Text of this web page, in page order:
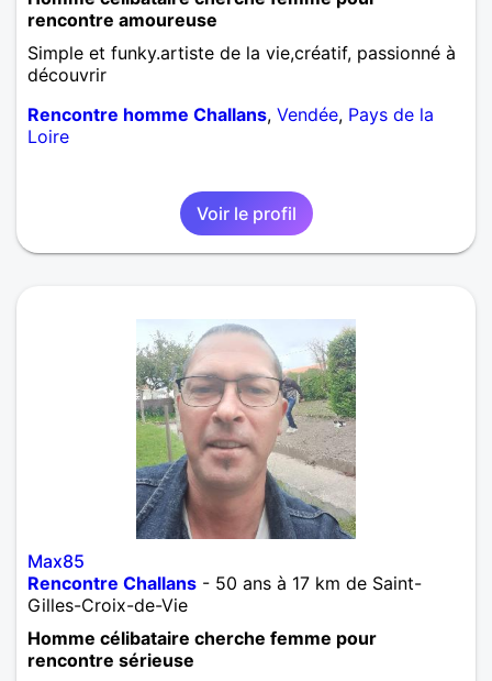
rencontre amoureuse
Simple et funky.artiste de la vie,créatif, passionné à
découvrir
Rencontre homme Challans, Vendée, Pays de la
Loire
Voir le profil
Max85
Rencontre Challans - 50 ans à 17 km de Saint-
Gilles-Croix-de-Vie
Homme célibataire cherche femme pour
rencontre sérieuse